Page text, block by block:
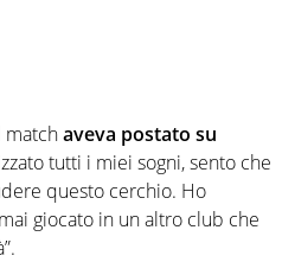
matchaveva postato su
tutti i miei sogni, sento che
questo cerchio. Ho
giocato in un altro club che